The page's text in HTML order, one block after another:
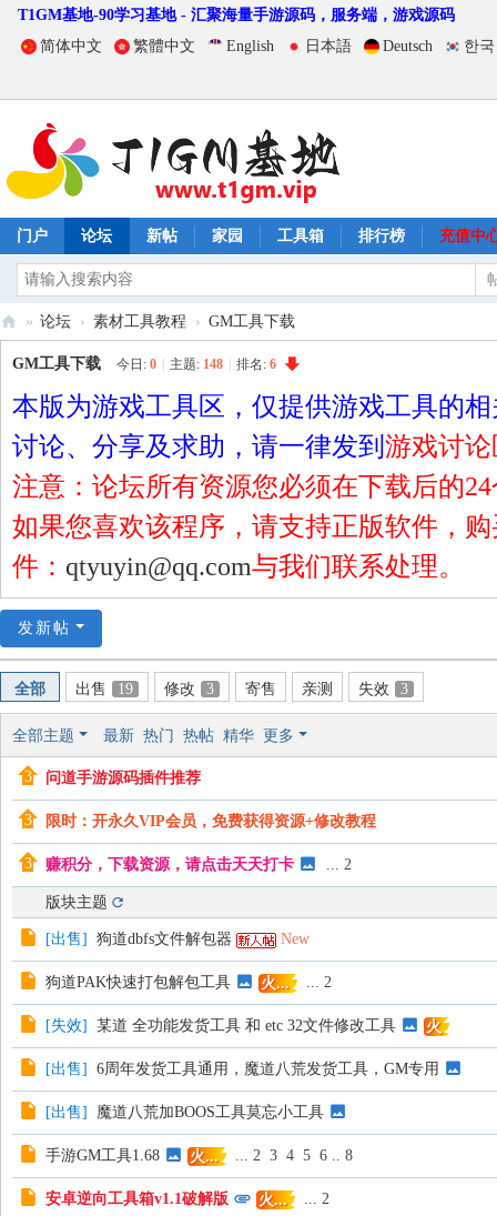
T1GM基地-90学习基地 - 汇聚海量手游源码，服务端，游戏源码
简体中文
繁體中文 English 日本語 Deutsch 한
门户 论坛 新帖 家园 工具箱 排行榜 充值中
G
M
基
» 论坛 › 素材工具教程 › GM工具下载
GM工具下载 今日: 0 主题: 148 排名: 6
本版为游戏工具区，仅提供游戏工具的
讨论、分享及求助，请一律发到 游戏讨论
注意：论坛所有资源您必须在下载后的
如果您喜欢该程序，请支持正版软件，
件： qtyuyin@qq.com与我们联系处理。
发新帖
全部 出售 19 修改 3 寄售 亲测 失效 3
全部主题 最新 热门 热帖 精华 更多
问道手游源码插件推荐
限时：开永久VIP会员，免费获得资源+修改教程
赚积分，下载资源，请点击天天打卡 ... 2
版块主题
[出售] 狗道dbfs文件解包器 New
狗道PAK快速打包解包工具 火... ... 2
[失效] 某道 全功能发货工具 和 etc 32文件修改工具 火
[出售] 6周年发货工具通用，魔道八荒发货工具，GM专用
[出售] 魔道八荒加BOOS工具莫忘小工具
手游GM工具1.68 火... ... 2 3 4 5 6 .. 8
安卓逆向工具箱v1.1破解版 火... ... 2